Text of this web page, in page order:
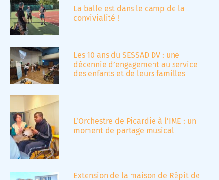
La balle est dans le camp de la
convivialité !
Les 10 ans du SESSAD DV : une
décennie d’engagement au service
des enfants et de leurs familles
L’Orchestre de Picardie à l’IME : un
moment de partage musical
Extension de la maison de Répit de